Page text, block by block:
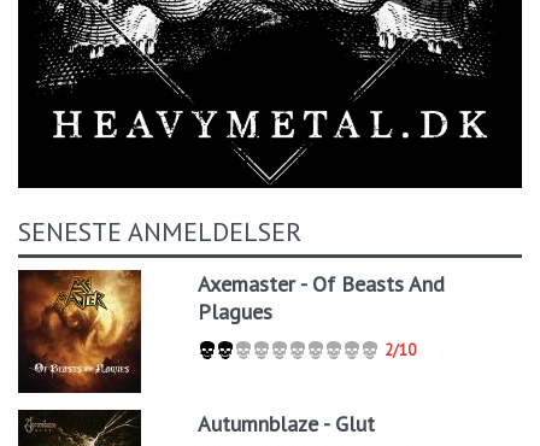
SENESTE ANMELDELSER
Axemaster - Of Beasts And
Plagues
2/10
Autumnblaze - Glut